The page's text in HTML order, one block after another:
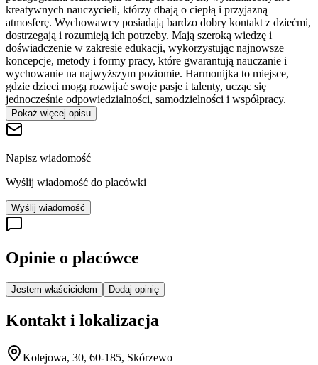
kreatywnych nauczycieli, którzy dbają o ciepłą i przyjazną
atmosferę. Wychowawcy posiadają bardzo dobry kontakt z dziećmi,
dostrzegają i rozumieją ich potrzeby. Mają szeroką wiedzę i
doświadczenie w zakresie edukacji, wykorzystując najnowsze
koncepcje, metody i formy pracy, które gwarantują nauczanie i
wychowanie na najwyższym poziomie. Harmonijka to miejsce,
gdzie dzieci mogą rozwijać swoje pasje i talenty, ucząc się
jednocześnie odpowiedzialności, samodzielności i współpracy.
Pokaż więcej opisu
Napisz wiadomość
Wyślij wiadomość do placówki
Wyślij wiadomość
Opinie o placówce
Jestem właścicielem Dodaj opinię
Kontakt i lokalizacja
Kolejowa, 30, 60-185, Skórzewo